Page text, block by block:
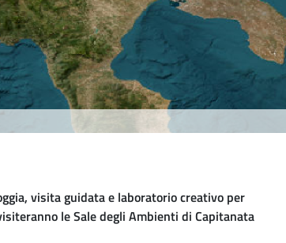
visita guidata e laboratorio creativo per
le Sale degli Ambienti di Capitanata